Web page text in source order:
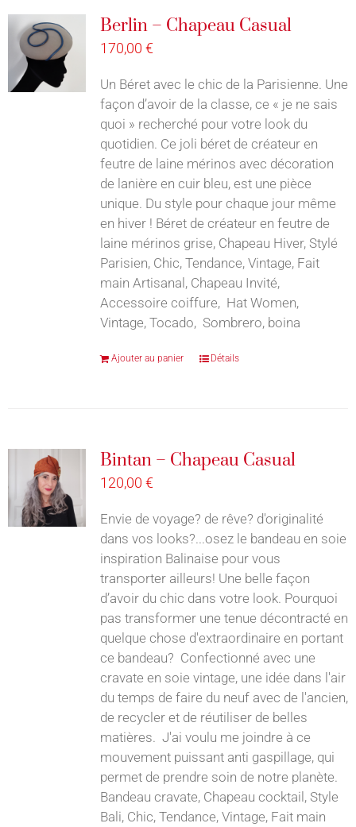
Berlin – Chapeau Casual
170,00 €
Un Béret avec le chic de la Parisienne. Une
façon d’avoir de la classe, ce « je ne sais
quoi » recherché pour votre look du
quotidien. Ce joli béret de créateur en
feutre de laine mérinos avec décoration
de lanière en cuir bleu, est une pièce
unique. Du style pour chaque jour même
en hiver ! Béret de créateur en feutre de
laine mérinos grise, Chapeau Hiver, Stylé
Parisien, Chic, Tendance, Vintage, Fait
main Artisanal, Chapeau Invité,
Accessoire coiffure, Hat Women,
Vintage, Tocado, Sombrero, boina
Ajouter au panier Détails
Bintan – Chapeau Casual
120,00 €
Envie de voyage? de rêve? d'originalité
dans vos looks?...osez le bandeau en soie
inspiration Balinaise pour vous
transporter ailleurs! Une belle façon
d’avoir du chic dans votre look. Pourquoi
pas transformer une tenue décontracté en
quelque chose d'extraordinaire en portant
ce bandeau? Confectionné avec une
cravate en soie vintage, une idée dans l'air
du temps de faire du neuf avec de l'ancien,
de recycler et de réutiliser de belles
matières. J'ai voulu me joindre à ce
mouvement puissant anti gaspillage, qui
permet de prendre soin de notre planète.
Bandeau cravate, Chapeau cocktail, Style
Bali, Chic, Tendance, Vintage, Fait main